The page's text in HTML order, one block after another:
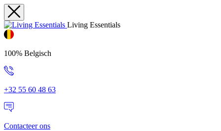
Living Essentials
100% Belgisch
+32 55 60 48 63
Contacteer ons